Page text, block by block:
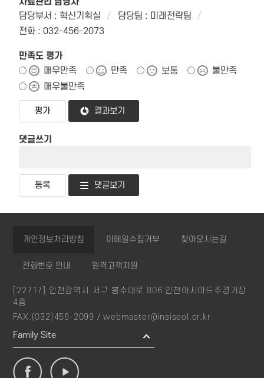
담당부서 : 혁신기획실
담당팀 : 미래전략팀
전화 : 032-456-2073
만족도 평가
매우만족
만족 보통
불만족
매우불만족
결과보기
댓글쓰기
댓글보기
개인정보처리방침 이메일수집거부 찾아오시는길
전화번호 안내 원격고객지원
[22717] 인천광역시 서구 봉수대로 806 인천아시아드주경기장
4층
FAX.(032)456-2099 /webmaster@insiseol.or.kr
Family Site